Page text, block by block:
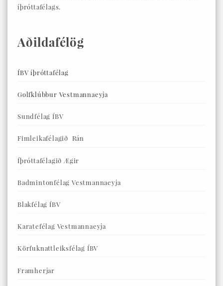
íþróttafélags.
Aðildafélög
ÍBV íþróttafélag
Golfklúbbur Vestmannaeyja
Sundfélag ÍBV
Fimleikafélagið Rán
Íþróttafélagið Ægir
Badmintonfélag Vestmannaeyja
Blakfélag ÍBV
Karatefélag Vestmannaeyja
Körfuknattleiksfélag ÍBV
Framherjar